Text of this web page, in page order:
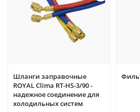
Шланги заправочные
ROYAL Clima RT-HS-3/90 -
надежное соединение для
холодильных систем